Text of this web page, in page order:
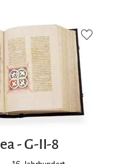
- G-II-8